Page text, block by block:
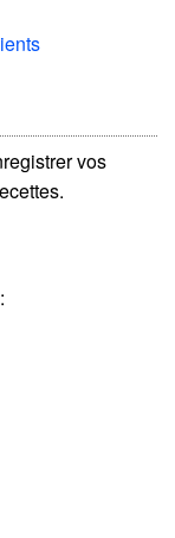
vos